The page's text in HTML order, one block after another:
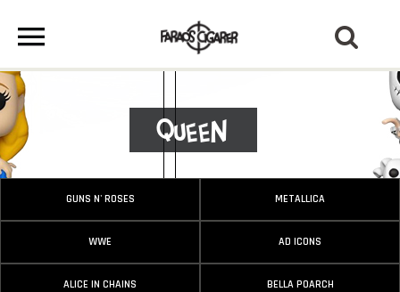
Queen
GUNS N' ROSES METALLICA
WWE AD ICONS
ALICE IN CHAINS BELLA POARCH